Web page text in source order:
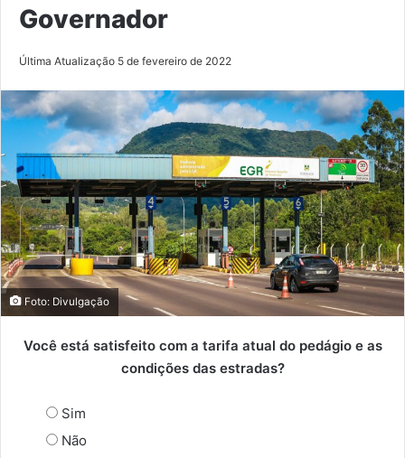
Governador
Última Atualização 5 de fevereiro de 2022
Foto: Divulgação
Você está satisfeito com a tarifa atual do pedágio e as
condições das estradas?
Sim
Não